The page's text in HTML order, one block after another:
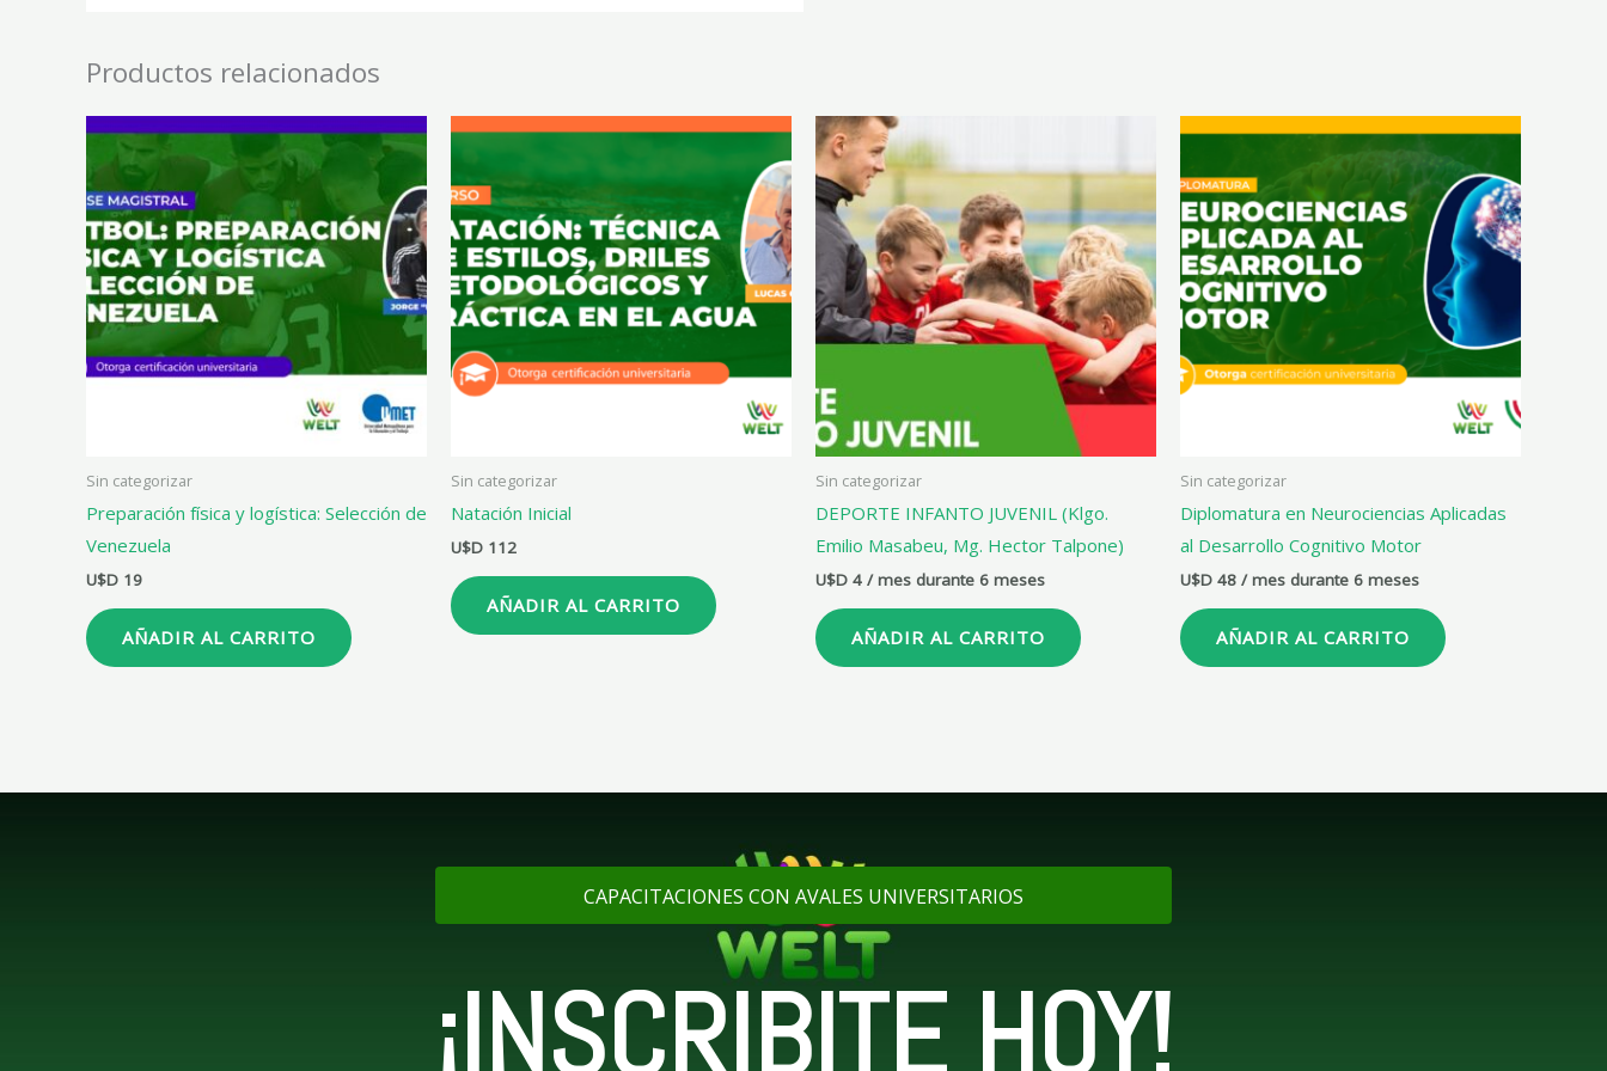
Productos relacionados
Sin categorizar
Preparación física y logística: Selección de
Venezuela
U$D 19
AÑADIR AL CARRITO
Sin categorizar
Natación Inicial
U$D 112
AÑADIR AL CARRITO
Sin categorizar
DEPORTE INFANTO JUVENIL (Klgo.
Emilio Masabeu, Mg. Hector Talpone)
U$D 4 / mes durante 6 meses
AÑADIR AL CARRITO
Sin categorizar
Diplomatura en Neurociencias Aplicadas
al Desarrollo Cognitivo Motor
U$D 48 / mes durante 6 meses
AÑADIR AL CARRITO
CAPACITACIONES CON AVALES UNIVERSITARIOS
¡INSCRIBITE HOY!